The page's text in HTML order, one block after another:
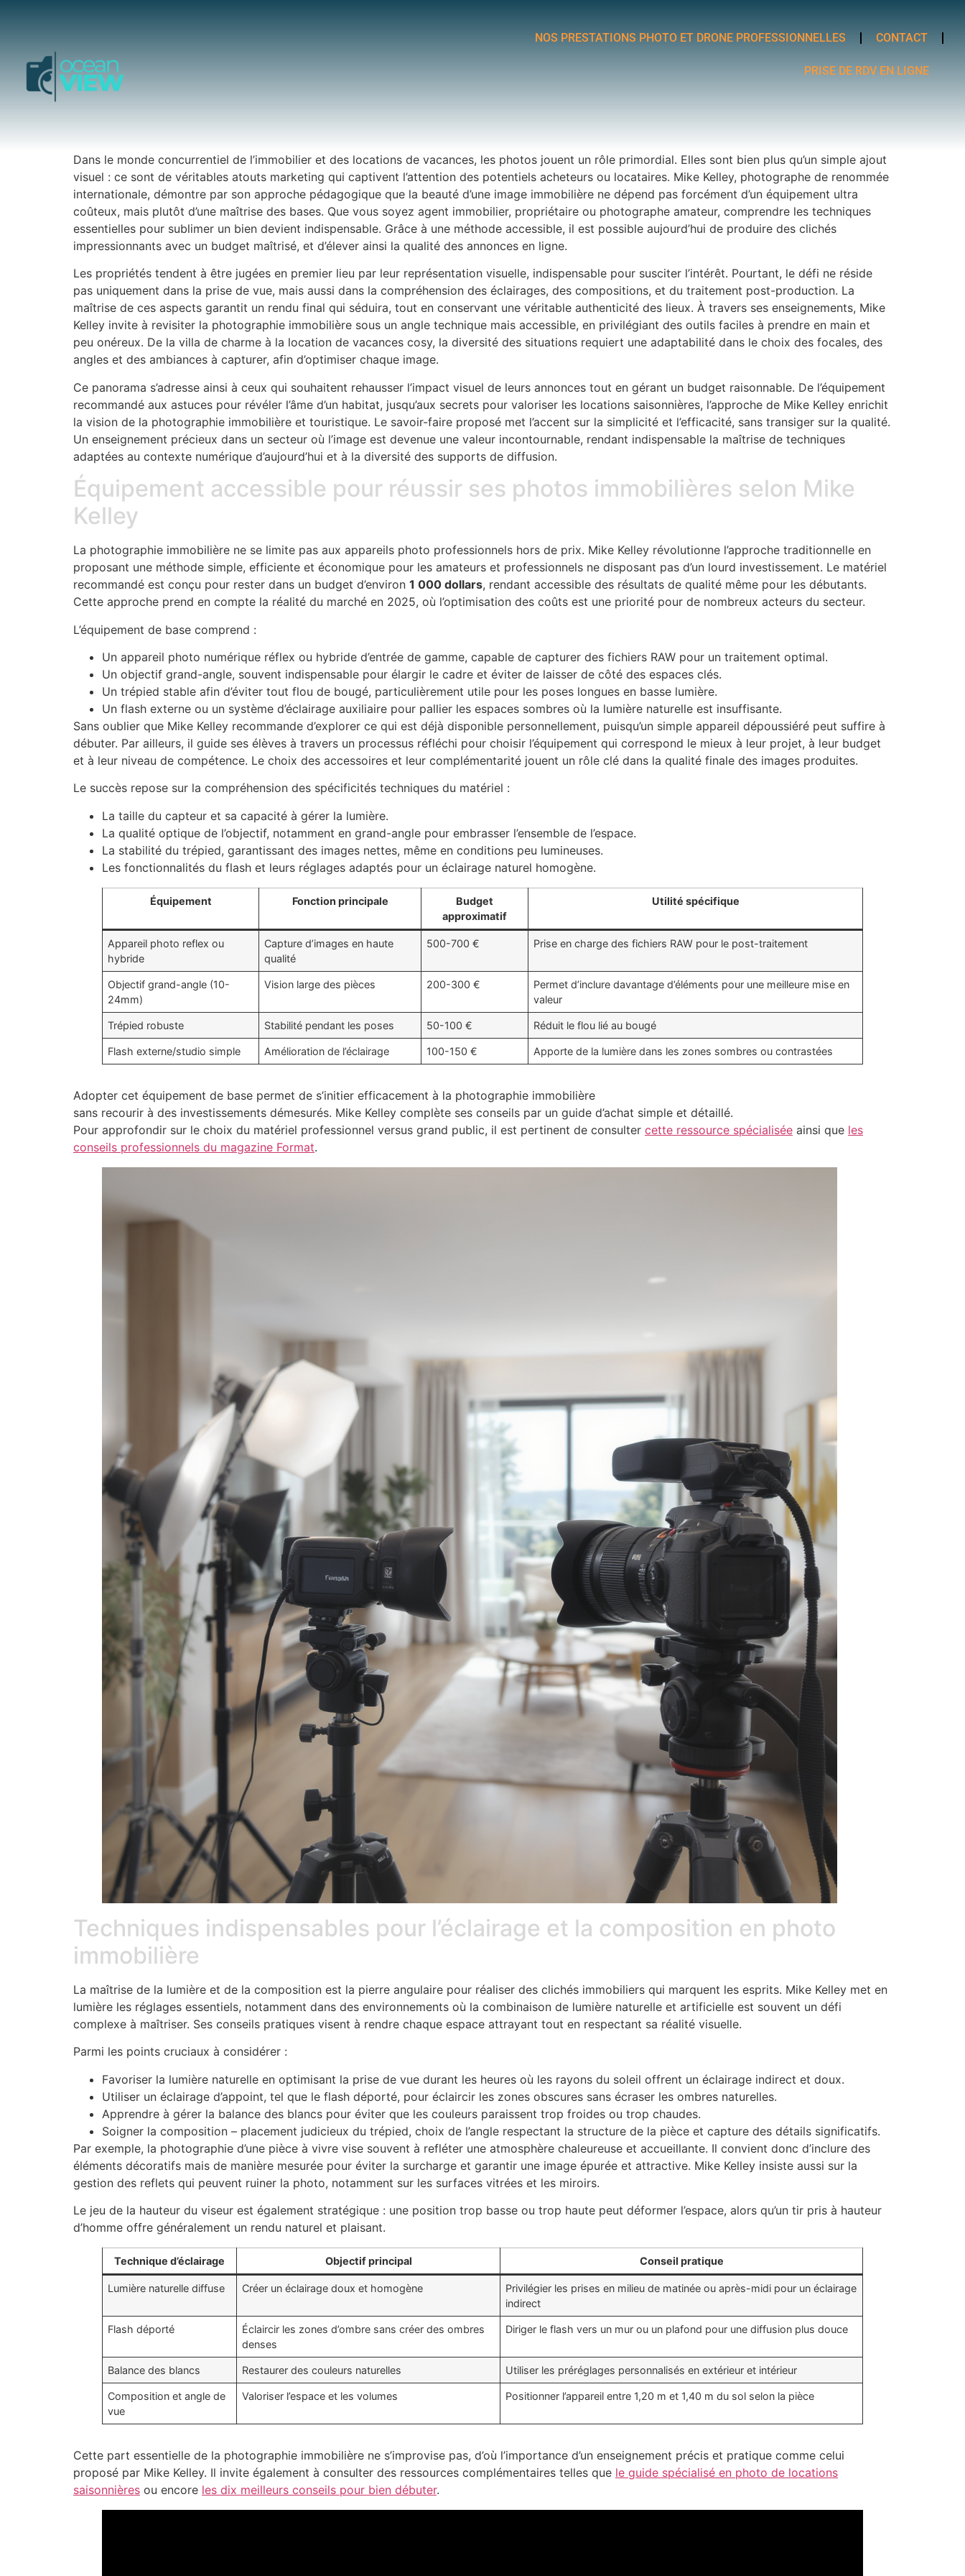
NOS PRESTATIONS PHOTO ET DRONE PROFESSIONNELLES CONTACT
PRISE DE RDV EN LIGNE
Dans le monde concurrentiel de l’immobilier et des locations de vacances, les photos jouent un rôle primordial. Elles sont bien plus qu’un simple ajout
visuel : ce sont de véritables atouts marketing qui captivent l’attention des potentiels acheteurs ou locataires. Mike Kelley, photographe de renommée
internationale, démontre par son approche pédagogique que la beauté d’une image immobilière ne dépend pas forcément d’un équipement ultra
coûteux, mais plutôt d’une maîtrise des bases. Que vous soyez agent immobilier, propriétaire ou photographe amateur, comprendre les techniques
essentielles pour sublimer un bien devient indispensable. Grâce à une méthode accessible, il est possible aujourd’hui de produire des clichés
impressionnants avec un budget maîtrisé, et d’élever ainsi la qualité des annonces en ligne.
Les propriétés tendent à être jugées en premier lieu par leur représentation visuelle, indispensable pour susciter l’intérêt. Pourtant, le défi ne réside
pas uniquement dans la prise de vue, mais aussi dans la compréhension des éclairages, des compositions, et du traitement post-production. La
maîtrise de ces aspects garantit un rendu final qui séduira, tout en conservant une véritable authenticité des lieux. À travers ses enseignements, Mike
Kelley invite à revisiter la photographie immobilière sous un angle technique mais accessible, en privilégiant des outils faciles à prendre en main et
peu onéreux. De la villa de charme à la location de vacances cosy, la diversité des situations requiert une adaptabilité dans le choix des focales, des
angles et des ambiances à capturer, afin d’optimiser chaque image.
Ce panorama s’adresse ainsi à ceux qui souhaitent rehausser l’impact visuel de leurs annonces tout en gérant un budget raisonnable. De l’équipement
recommandé aux astuces pour révéler l’âme d’un habitat, jusqu’aux secrets pour valoriser les locations saisonnières, l’approche de Mike Kelley enrichit
la vision de la photographie immobilière et touristique. Le savoir-faire proposé met l’accent sur la simplicité et l’efficacité, sans transiger sur la qualité.
Un enseignement précieux dans un secteur où l’image est devenue une valeur incontournable, rendant indispensable la maîtrise de techniques
adaptées au contexte numérique d’aujourd’hui et à la diversité des supports de diffusion.
Équipement accessible pour réussir ses photos immobilières selon Mike
Kelley
La photographie immobilière ne se limite pas aux appareils photo professionnels hors de prix. Mike Kelley révolutionne l’approche traditionnelle en
proposant une méthode simple, efficiente et économique pour les amateurs et professionnels ne disposant pas d’un lourd investissement. Le matériel
recommandé est conçu pour rester dans un budget d’environ 1 000 dollars, rendant accessible des résultats de qualité même pour les débutants.
Cette approche prend en compte la réalité du marché en 2025, où l’optimisation des coûts est une priorité pour de nombreux acteurs du secteur.
L’équipement de base comprend :
Un appareil photo numérique réflex ou hybride d’entrée de gamme, capable de capturer des fichiers RAW pour un traitement optimal.
Un objectif grand-angle, souvent indispensable pour élargir le cadre et éviter de laisser de côté des espaces clés.
Un trépied stable afin d’éviter tout flou de bougé, particulièrement utile pour les poses longues en basse lumière.
Un flash externe ou un système d’éclairage auxiliaire pour pallier les espaces sombres où la lumière naturelle est insuffisante.
Sans oublier que Mike Kelley recommande d’explorer ce qui est déjà disponible personnellement, puisqu’un simple appareil dépoussiéré peut suffire à
débuter. Par ailleurs, il guide ses élèves à travers un processus réfléchi pour choisir l’équipement qui correspond le mieux à leur projet, à leur budget
et à leur niveau de compétence. Le choix des accessoires et leur complémentarité jouent un rôle clé dans la qualité finale des images produites.
Le succès repose sur la compréhension des spécificités techniques du matériel :
La taille du capteur et sa capacité à gérer la lumière.
La qualité optique de l’objectif, notamment en grand-angle pour embrasser l’ensemble de l’espace.
La stabilité du trépied, garantissant des images nettes, même en conditions peu lumineuses.
Les fonctionnalités du flash et leurs réglages adaptés pour un éclairage naturel homogène.
Équipement Fonction principale
Budget
approximatif
Utilité spécifique
Appareil photo reflex ou
hybride
Capture d’images en haute
qualité
500-700 € Prise en charge des fichiers RAW pour le post-traitement
Objectif grand-angle (10-
24mm)
Vision large des pièces 200-300 €
Permet d’inclure davantage d’éléments pour une meilleure mise en
valeur
Trépied robuste Stabilité pendant les poses 50-100 € Réduit le flou lié au bougé
Flash externe/studio simple Amélioration de l’éclairage 100-150 € Apporte de la lumière dans les zones sombres ou contrastées
Adopter cet équipement de base permet de s’initier efficacement à la photographie immobilière
sans recourir à des investissements démesurés. Mike Kelley complète ses conseils par un guide d’achat simple et détaillé.
Pour approfondir sur le choix du matériel professionnel versus grand public, il est pertinent de consulter cette ressource spécialisée ainsi que les
conseils professionnels du magazine Format.
Techniques indispensables pour l’éclairage et la composition en photo
immobilière
La maîtrise de la lumière et de la composition est la pierre angulaire pour réaliser des clichés immobiliers qui marquent les esprits. Mike Kelley met en
lumière les réglages essentiels, notamment dans des environnements où la combinaison de lumière naturelle et artificielle est souvent un défi
complexe à maîtriser. Ses conseils pratiques visent à rendre chaque espace attrayant tout en respectant sa réalité visuelle.
Parmi les points cruciaux à considérer :
Favoriser la lumière naturelle en optimisant la prise de vue durant les heures où les rayons du soleil offrent un éclairage indirect et doux.
Utiliser un éclairage d’appoint, tel que le flash déporté, pour éclaircir les zones obscures sans écraser les ombres naturelles.
Apprendre à gérer la balance des blancs pour éviter que les couleurs paraissent trop froides ou trop chaudes.
Soigner la composition – placement judicieux du trépied, choix de l’angle respectant la structure de la pièce et capture des détails significatifs.
Par exemple, la photographie d’une pièce à vivre vise souvent à refléter une atmosphère chaleureuse et accueillante. Il convient donc d’inclure des
éléments décoratifs mais de manière mesurée pour éviter la surcharge et garantir une image épurée et attractive. Mike Kelley insiste aussi sur la
gestion des reflets qui peuvent ruiner la photo, notamment sur les surfaces vitrées et les miroirs.
Le jeu de la hauteur du viseur est également stratégique : une position trop basse ou trop haute peut déformer l’espace, alors qu’un tir pris à hauteur
d’homme offre généralement un rendu naturel et plaisant.
Technique d’éclairage Objectif principal Conseil pratique
Lumière naturelle diffuse Créer un éclairage doux et homogène
Privilégier les prises en milieu de matinée ou après-midi pour un éclairage
indirect
Flash déporté
Éclaircir les zones d’ombre sans créer des ombres
denses
Diriger le flash vers un mur ou un plafond pour une diffusion plus douce
Balance des blancs Restaurer des couleurs naturelles Utiliser les préréglages personnalisés en extérieur et intérieur
Composition et angle de
vue
Valoriser l’espace et les volumes Positionner l’appareil entre 1,20 m et 1,40 m du sol selon la pièce
Cette part essentielle de la photographie immobilière ne s’improvise pas, d’où l’importance d’un enseignement précis et pratique comme celui
proposé par Mike Kelley. Il invite également à consulter des ressources complémentaires telles que le guide spécialisé en photo de locations
saisonnières ou encore les dix meilleurs conseils pour bien débuter.